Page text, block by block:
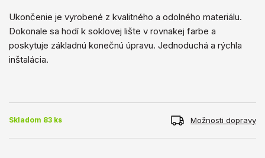
Ukončenie je vyrobené z kvalitného a ​​odolného materiálu.
Dokonale sa hodí k soklovej lište v rovnakej farbe a
poskytuje základnú konečnú úpravu. Jednoduchá a rýchla
inštalácia.
Skladom 83 ks Možnosti dopravy